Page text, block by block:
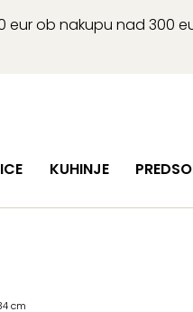
eur ob nakupu nad
KUHINJE
cm